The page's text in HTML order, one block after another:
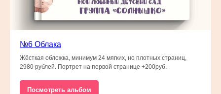
№6 Облака
Жёсткая обложка, минимум 24 мягких, но плотных страниц,
2980 рублей. Портрет на первой странице +200руб.
Посмотреть альбом